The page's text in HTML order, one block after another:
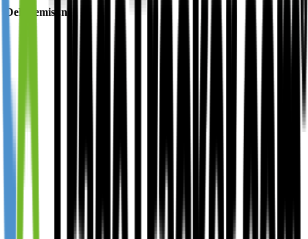
DeBloemist.nl